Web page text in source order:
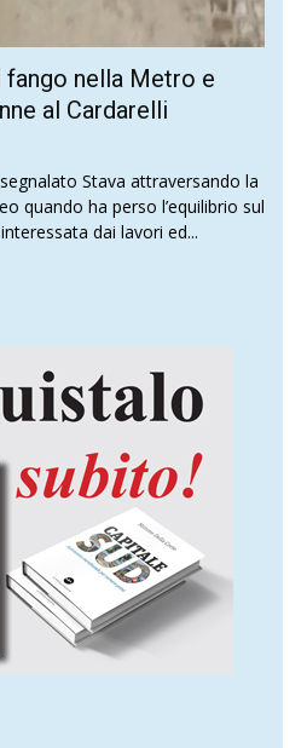
nella Metro e
al Cardarelli
Stava attraversando la
quando ha perso l’equilibrio sul
dai lavori ed...